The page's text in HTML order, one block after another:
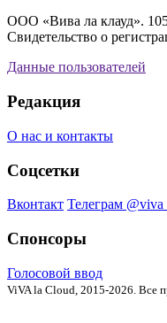
ООО «Вива ла клауд».
Свидетельство о
Данные пользователей
Редакция
О нас и контакты
Соцсетки
Вконтакт Телеграм
Спонсоры
Голосовой ввод
ViVA la Cloud, 2015-2026. Все